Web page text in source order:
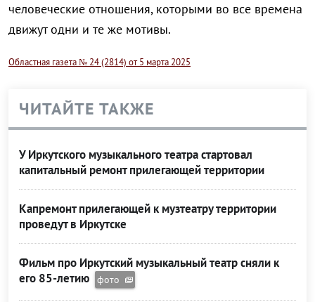
человеческие отношения, которыми во все времена
движут одни и те же мотивы.
Областная газета № 24 (2814) от 5 марта 2025
ЧИТАЙТЕ ТАКЖЕ
У Иркутского музыкального театра стартовал
капитальный ремонт прилегающей территории
Капремонт прилегающей к музтеатру территории
проведут в Иркутске
Фильм про Иркутский музыкальный театр сняли к
его 85-летию
фото